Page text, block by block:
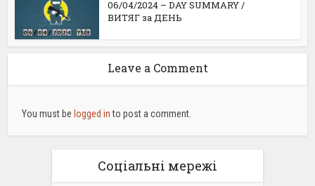
06/04/2024 – DAY SUMMARY /
ВИТЯГ за ДЕНЬ
Leave a Comment
You must be logged into post a comment.
Соціальні мережі